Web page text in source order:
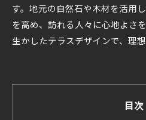
す。地元の自然石や木材を活用
を高め、訪れる人々に心地よさ
生かしたテラスデザインで、理
目次